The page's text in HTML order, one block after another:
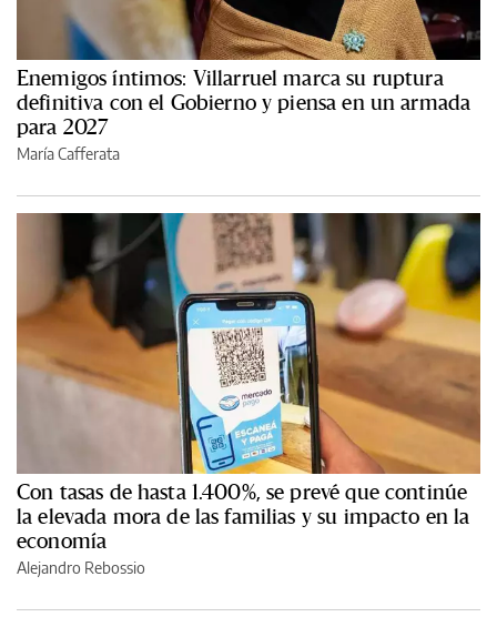
Enemigos íntimos: Villarruel marca su ruptura
definitiva con el Gobierno y piensa en un armada
para 2027
María Cafferata
Con tasas de hasta 1.400%, se prevé que continúe
la elevada mora de las familias y su impacto en la
economía
Alejandro Rebossio